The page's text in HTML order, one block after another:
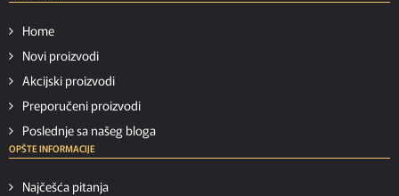
Home
Novi proizvodi
Akcijski proizvodi
Preporučeni proizvodi
Poslednje sa našeg bloga
OPŠTE INFORMACIJE
Najčešća pitanja